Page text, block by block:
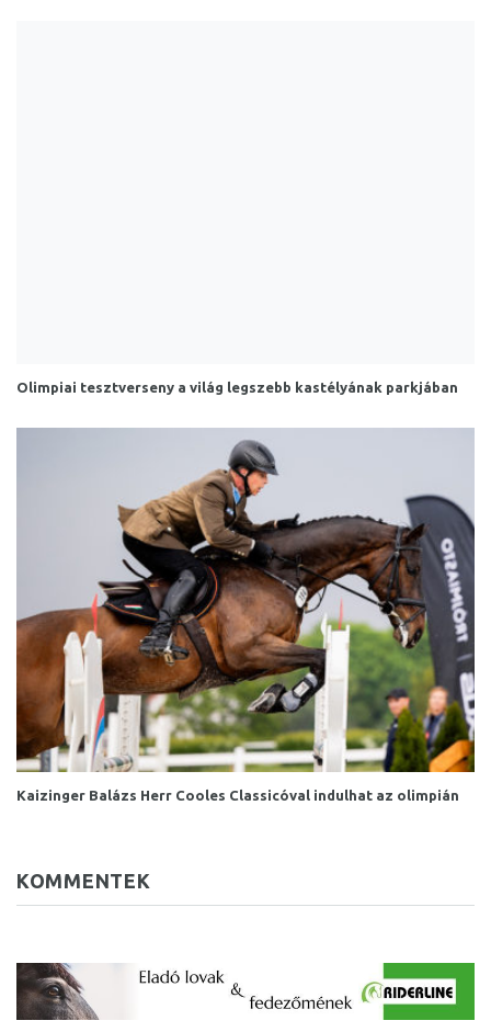
Olimpiai tesztverseny a világ legszebb kastélyának parkjában
Kaizinger Balázs Herr Cooles Classicóval indulhat az olimpián
KOMMENTEK